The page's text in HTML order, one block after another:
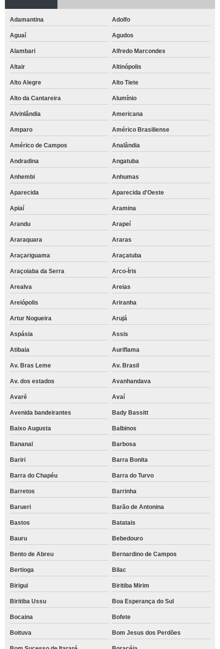
Adamantina Adolfo
Aguaí Agudos
Alambari Alfredo Marcondes
Altair Altinópolis
Alto Alegre Alto Tiete
Alto da Cantareira Alumínio
Alvinlândia Americana
Amparo Américo Brasiliense
Américo de Campos Analândia
Andradina Angatuba
Anhembi Anhumas
Aparecida Aparecida d'Oeste
Apiaí Aramina
Arandu Arapeí
Araraquara Araras
Araçariguama Araçatuba
Araçoiaba da Serra Arco-Íris
Arealva Areias
Areiópolis Ariranha
Artur Nogueira Arujá
Aspásia Assis
Atibaia Auriflama
Av. Bras Leme Av. Brasil
Av. dos estados Avanhandava
Avaré Avaí
Avenida bandeirantes Bady Bassitt
Baixo Augusta Balbinos
Bananal Barbosa
Bariri Barra Bonita
Barra do Chapéu Barra do Turvo
Barretos Barrinha
Barueri Barão de Antonina
Bastos Batatais
Bauru Bebedouro
Bento de Abreu Bernardino de Campos
Bertioga Bilac
Birigui Biritiba Mirim
Biritiba Ussu Boa Esperança do Sul
Bocaina Bofete
Boituva Bom Jesus dos Perdões